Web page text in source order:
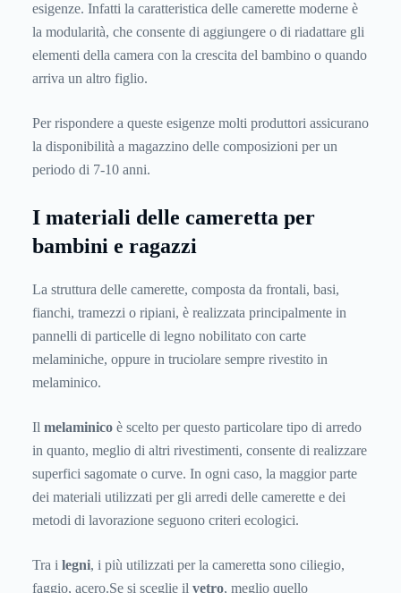
esigenze. Infatti la caratteristica delle camerette moderne è
la modularità, che consente di aggiungere o di riadattare gli
elementi della camera con la crescita del bambino o quando
arriva un altro figlio.
Per rispondere a queste esigenze molti produttori assicurano
la disponibilità a magazzino delle composizioni per un
periodo di 7-10 anni.
I materiali delle cameretta per
bambini e ragazzi
La struttura delle camerette, composta da frontali, basi,
fianchi, tramezzi o ripiani, è realizzata principalmente in
pannelli di particelle di legno nobilitato con carte
melaminiche, oppure in truciolare sempre rivestito in
melaminico.
Il melaminico è scelto per questo particolare tipo di arredo
in quanto, meglio di altri rivestimenti, consente di realizzare
superfici sagomate o curve. In ogni caso, la maggior parte
dei materiali utilizzati per gli arredi delle camerette e dei
metodi di lavorazione seguono criteri ecologici.
Tra i legni, i più utilizzati per la cameretta sono ciliegio,
faggio, acero.Se si sceglie il vetro, meglio quello